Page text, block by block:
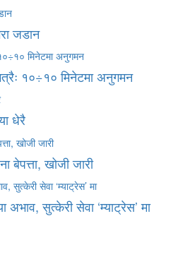
जडान
१०÷१० मिनेटमा अनुगमन
धेरै
बेपत्ता, खोजी जारी
सुत्केरी सेवा ‘म्याट्रेस’ मा